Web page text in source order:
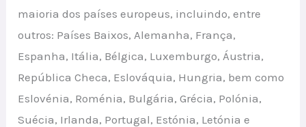
maioria dos países europeus, incluindo, entre
outros: Países Baixos, Alemanha, França,
Espanha, Itália, Bélgica, Luxemburgo, Áustria,
República Checa, Eslováquia, Hungria, bem como
Eslovénia, Roménia, Bulgária, Grécia, Polónia,
Suécia, Irlanda, Portugal, Estónia, Letónia e